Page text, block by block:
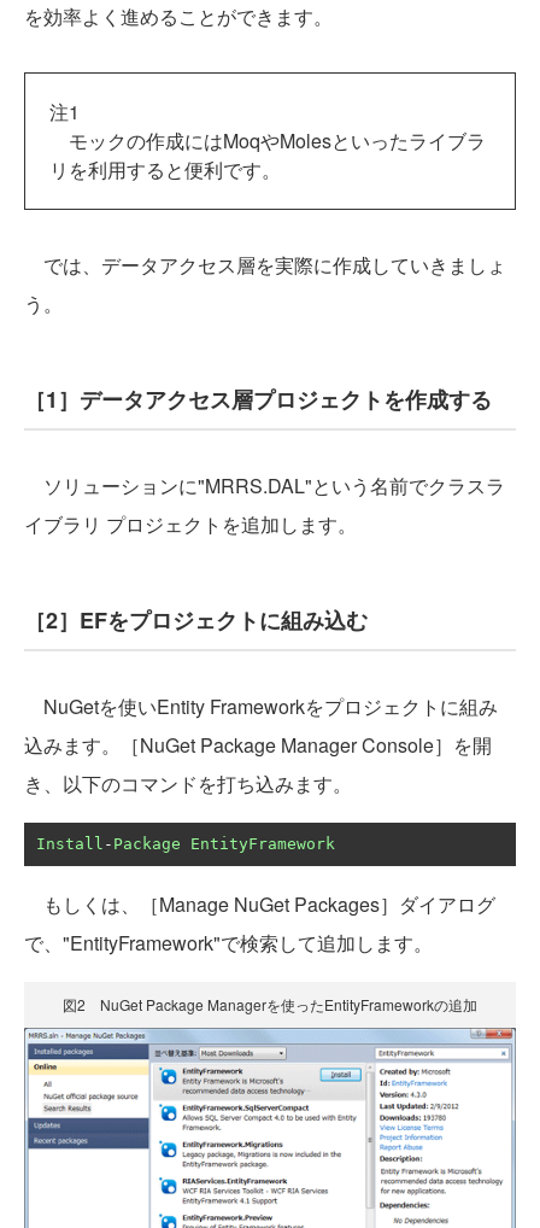
を効率よく進めることができます。
注1
モックの作成にはMoqやMolesといったライブラ
リを利用すると便利です。
では、データアクセス層を実際に作成していきましょ
う。
［1］データアクセス層プロジェクトを作成する
ソリューションに"MRRS.DAL"という名前でクラスラ
イブラリ プロジェクトを追加します。
［2］EFをプロジェクトに組み込む
NuGetを使いEntity Frameworkをプロジェクトに組み
込みます。［NuGet Package Manager Console］を開
き、以下のコマンドを打ち込みます。
Install - Package EntityFramework
もしくは、［Manage NuGet Packages］ダイアログ
で、"EntityFramework"で検索して追加します。
図2 NuGet Package Managerを使ったEntityFrameworkの追加